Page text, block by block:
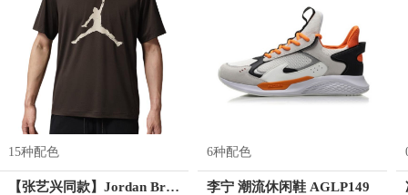
15种配色
【张艺兴同款】Jordan Brand Jumpman大Logo合身吸湿排汗纯棉套头圆领直筒短袖T恤 CJ0921
6种配色
李宁 潮流休闲鞋 AGLP149